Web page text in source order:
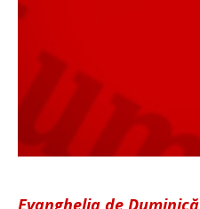
Evanghelia de Duminică